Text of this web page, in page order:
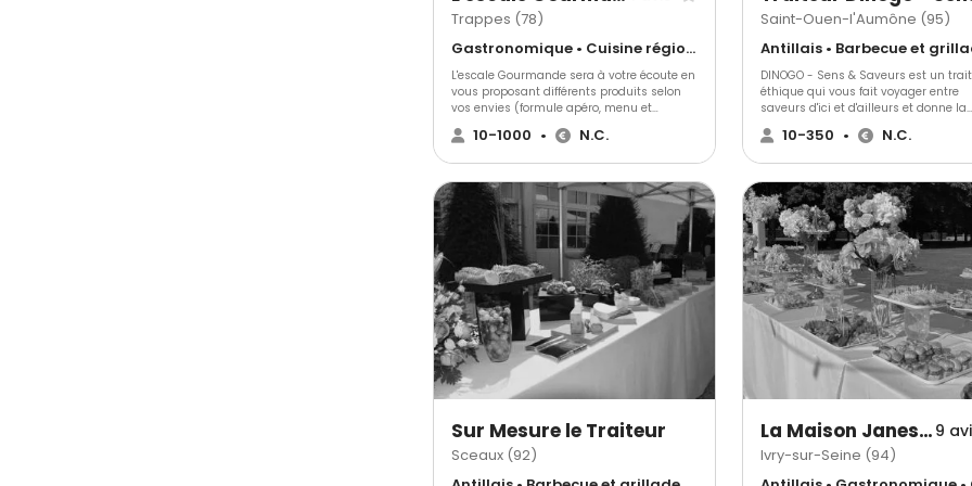
Trappes (78)
Gastronomique • Cuisine régionale • Français Traditionnel
L'escale Gourmande sera à votre écoute en
vous proposant différents produits selon
vos envies (formule apéro, menu et
buffet...)
10-1000 • N.C.
Saint-Ouen-l'Aumône (95)
DINOGO - Sens & Saveurs est un
éthique qui vous fait voyager entre
saveurs d'ici et d'ailleurs et donne la
priorité aux produits locaux, de
et équitables.Traditionnelle, exotique,
envies.Notre carte propose des
qualité, adaptés aux saisons et à vos
envies, et nous vous faisons
saveurs et cultures culinaires
internationales.Notre équipe de
professionnels compétents et
à votre disposition pour répondre à
questions, pour vous conseiller dans
choix et vous aider à organiser votre
événement.
10-350 • N.C.
Sur Mesure le Traiteur
Sceaux (92)
La Maison Janess Traiteur 9
Ivry-sur-Seine (94)